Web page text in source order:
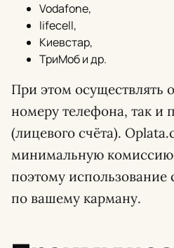
Vodafone,
lifecell,
Киевстар,
ТриМоб и др.
При этом осуществлять
номеру телефона, так и
(лицевого счёта).
минимальную комиссию
поэтому использование
по вашему карману.